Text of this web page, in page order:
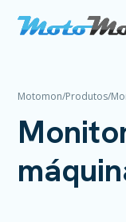
Motomon/Produtos/